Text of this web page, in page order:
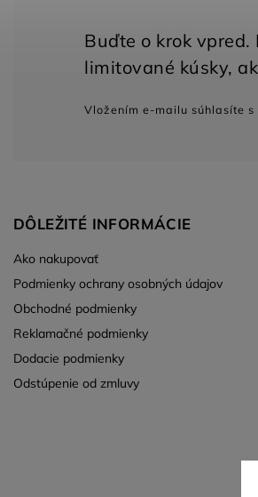
DÔLEŽITÉ INFORMÁCIE
Ako nakupovať
Podmienky ochrany osobných údajov
Obchodné podmienky
Reklamačné podmienky
Dodacie podmienky
Odstúpenie od zmluvy
Vložením e-mailu súhlasíte s